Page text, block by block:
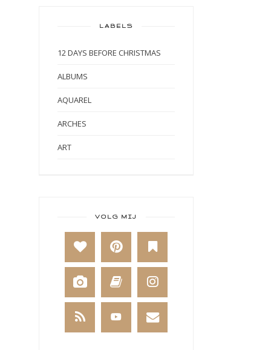
LABELS
12 DAYS BEFORE CHRISTMAS
ALBUMS
AQUAREL
ARCHES
ART
BAKKEN
BEESTENBOEL
BOEKEN
BREIEN
BRUSHO
VOLG MIJ